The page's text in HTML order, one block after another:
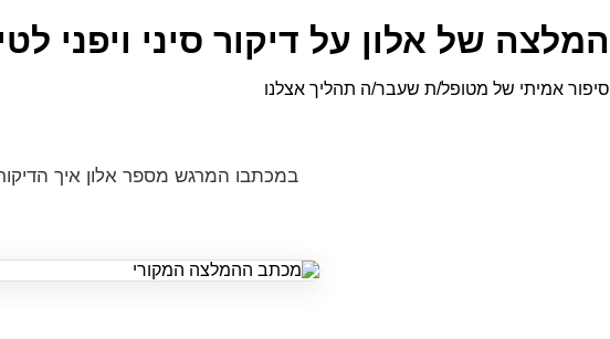
המלצה של אלון על דיקור סיני ויפני
סיפור אמיתי של מטופל/ת שעבר/ה תהליך אצלנו
במכתבו המרגש מספר אלון איך הדיקור